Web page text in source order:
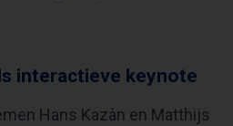
interactieve keynote
Hans Kazàn en Matthijs